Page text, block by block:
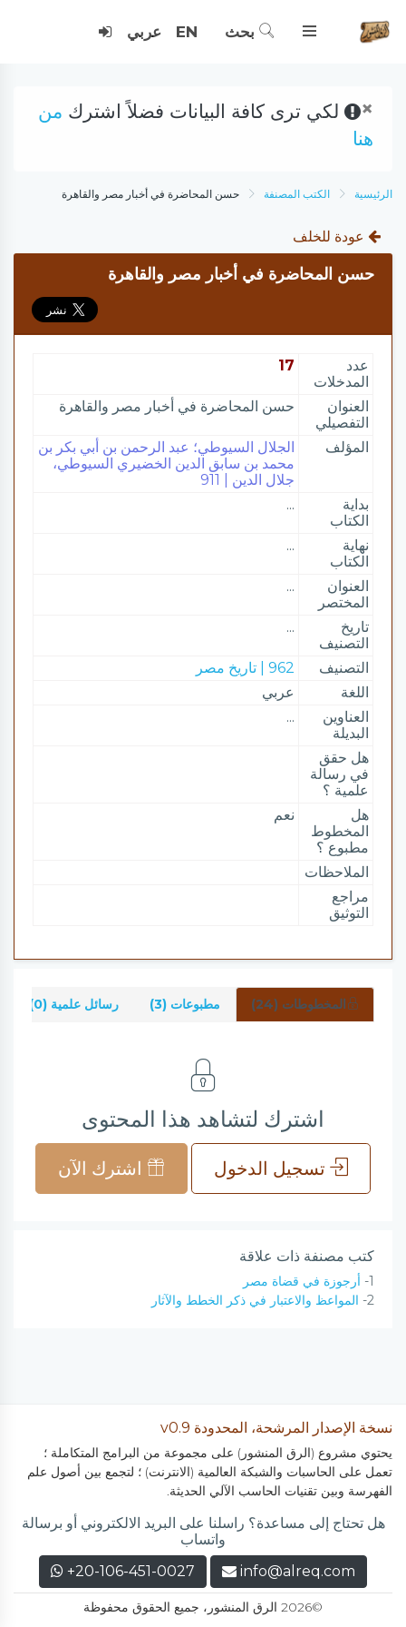
بحث EN عربي
× لكي ترى كافة البيانات فضلاً اشترك من
هنا
الرئيسية الكتب المصنفة حسن المحاضرة في أخبار مصر والقاهرة
عودة للخلف
حسن المحاضرة في أخبار مصر والقاهرة
عدد
المدخلات
17
العنوان
التفصيلي
حسن المحاضرة في أخبار مصر والقاهرة
المؤلف
الجلال السيوطي؛ عبد الرحمن بن أبي بكر بن
محمد بن سابق الدين الخضيري السيوطي،
جلال الدين | 911
بداية
الكتاب
...
نهاية
الكتاب
...
العنوان
المختصر
...
تاريخ
التصنيف
...
التصنيف
962 | تاريخ مصر
اللغة
عربي
العناوين
البديلة
...
هل حقق
في رسالة
علمية ؟
هل
المخطوط
مطبوع ؟
نعم
الملاحظات
مراجع
التوثيق
المخطوطات (24) مطبوعات (3) رسائل علمية (0)
اشترك لتشاهد هذا المحتوى
تسجيل الدخول اشترك الآن
كتب مصنفة ذات علاقة
1- أرجوزة في قضاة مصر
2- المواعظ والاعتبار في ذكر الخطط والآثار
نسخة الإصدار المرشحة، المحدودة v0.9
يحتوي مشروع (الرق المنشور) على مجموعة من البرامج المتكاملة ؛
تعمل على الحاسبات والشبكة العالمية (الانترنت) ؛ لتجمع بين أصول علم
الفهرسة وبين تقنيات الحاسب الآلي الحديثة.
هل تحتاج إلى مساعدة؟ راسلنا على البريد الالكتروني أو برسالة
واتساب
info@alreq.com
+20-106-451-0027
©2026 الرق المنشور، جميع الحقوق محفوظة